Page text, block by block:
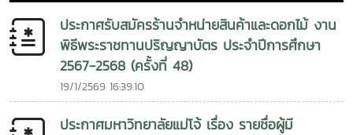
ประกาศรับสมัครร้านจำหน่ายสินค้าและดอกไม้ งาน
พิธีพระราชทานปริญญาบัตร ประจำปีการศึกษา
2567-2568 (ครั้งที่ 48)
19/1/2569 16:39:10
ประกาศมหาวิทยาลัยแม่โจ้ เรื่อง รายชื่อผู้มี